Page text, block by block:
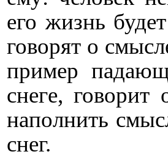
его жизнь
говорят о
пример
снеге,
наполнить
снег.